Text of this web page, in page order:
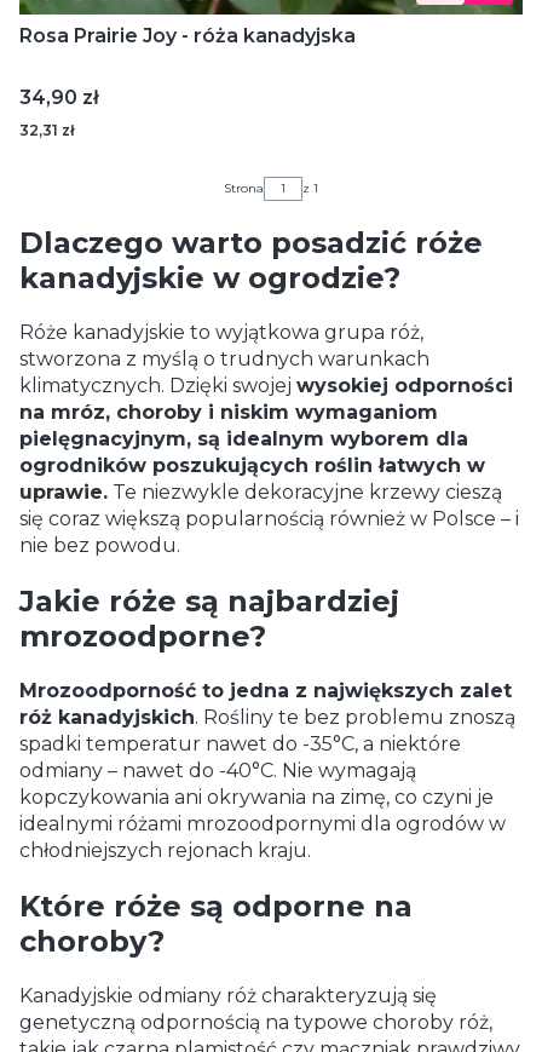
Rosa Prairie Joy - róża kanadyjska
Cena
34,90 zł
32,31 zł
Strona z 1
Dlaczego warto posadzić róże
kanadyjskie w ogrodzie?
Róże kanadyjskie to wyjątkowa grupa róż,
stworzona z myślą o trudnych warunkach
klimatycznych. Dzięki swojej wysokiej odporności
na mróz, choroby i niskim wymaganiom
pielęgnacyjnym, są idealnym wyborem dla
ogrodników poszukujących roślin łatwych w
uprawie. Te niezwykle dekoracyjne krzewy cieszą
się coraz większą popularnością również w Polsce – i
nie bez powodu.
Jakie róże są najbardziej
mrozoodporne?
Mrozoodporność to jedna z największych zalet
róż kanadyjskich. Rośliny te bez problemu znoszą
spadki temperatur nawet do -35°C, a niektóre
odmiany – nawet do -40°C. Nie wymagają
kopczykowania ani okrywania na zimę, co czyni je
idealnymi różami mrozoodpornymi dla ogrodów w
chłodniejszych rejonach kraju.
Które róże są odporne na
choroby?
Kanadyjskie odmiany róż charakteryzują się
genetyczną odpornością na typowe choroby róż,